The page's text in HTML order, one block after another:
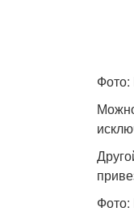
Фото:
Фото: